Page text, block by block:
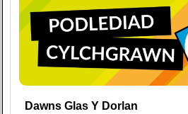
Dawns Glas Y Dorlan